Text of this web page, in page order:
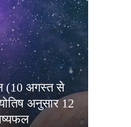
(10 अगस्त से
अनुसार 12